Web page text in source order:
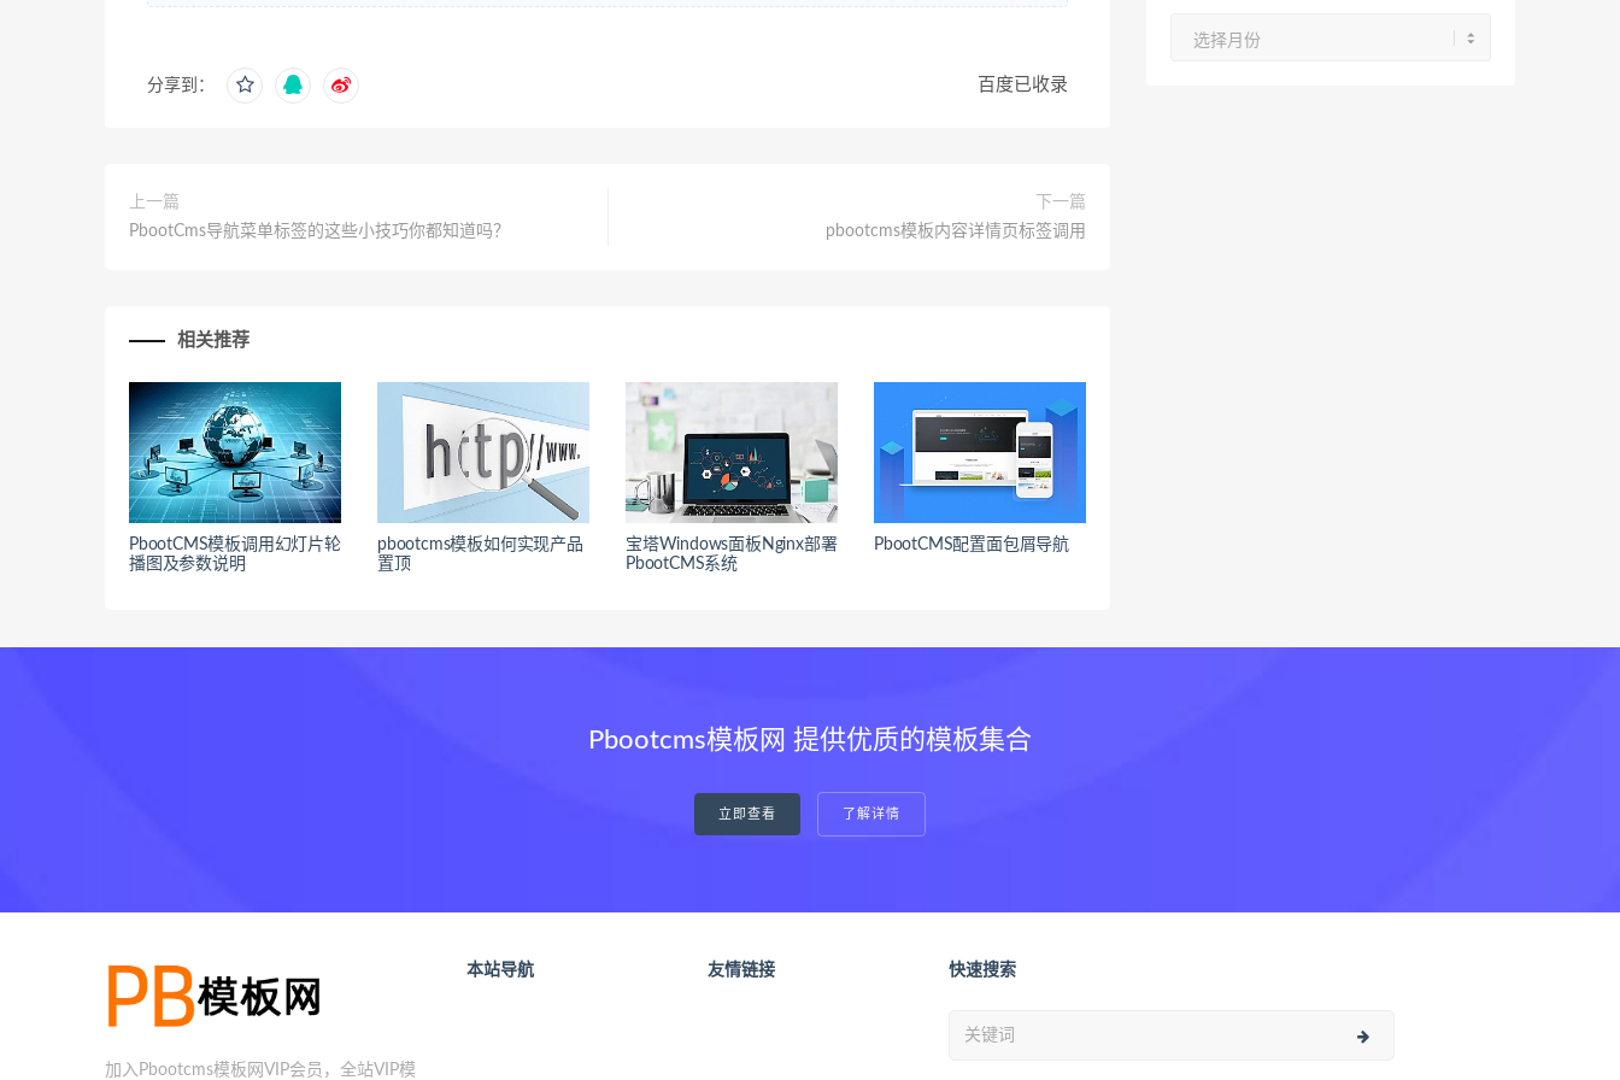
分享到： 百度已收录
上一篇
PbootCms导航菜单标签的这些小技巧你都知道吗？
下一篇
pbootcms模板内容详情页标签调用
相关推荐
PbootCMS模板调用幻灯片轮
播图及参数说明
pbootcms模板如何实现产品
置顶
宝塔Windows面板Nginx部署
PbootCMS系统
PbootCMS配置面包屑导航
Pbootcms模板网 提供优质的模板集合
立即查看 了解详情
加入Pbootcms模板网VIP会员，全站VIP模
本站导航 友情链接 快速搜索